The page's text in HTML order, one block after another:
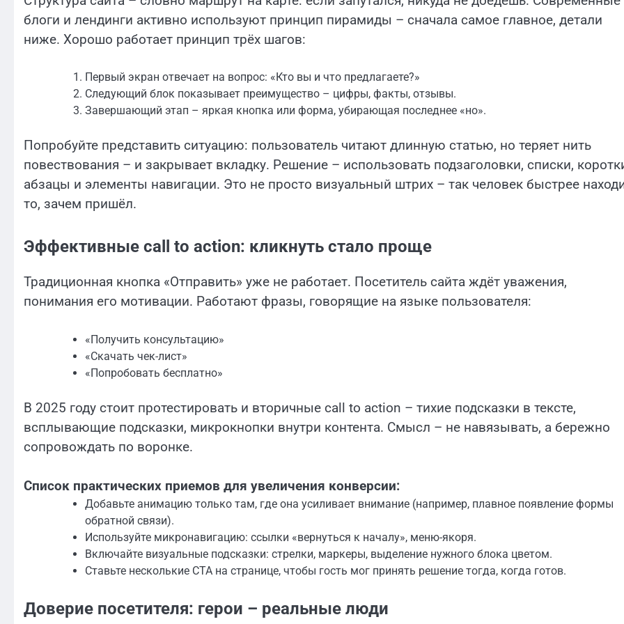
блоги и лендинги активно используют принцип пирамиды – сначала самое главное, детали
ниже. Хорошо работает принцип трёх шагов:
Первый экран отвечает на вопрос: «Кто вы и что предлагаете?»
Следующий блок показывает преимущество – цифры, факты, отзывы.
Завершающий этап – яркая кнопка или форма, убирающая последнее «но».
Попробуйте представить ситуацию: пользователь читают длинную статью, но теряет нить
повествования – и закрывает вкладку. Решение – использовать подзаголовки, списки,
абзацы и элементы навигации. Это не просто визуальный штрих – так человек быстрее
то, зачем пришёл.
Эффективные call to action: кликнуть стало проще
Традиционная кнопка «Отправить» уже не работает. Посетитель сайта ждёт уважения,
понимания его мотивации. Работают фразы, говорящие на языке пользователя:
«Получить консультацию»
«Скачать чек-лист»
«Попробовать бесплатно»
В 2025 году стоит протестировать и вторичные call to action – тихие подсказки в тексте,
всплывающие подсказки, микрокнопки внутри контента. Смысл – не навязывать, а бережно
сопровождать по воронке.
Список практических приемов для увеличения конверсии:
Добавьте анимацию только там, где она усиливает внимание (например, плавное появление формы
обратной связи).
Используйте микронавигацию: ссылки «вернуться к началу», меню-якоря.
Включайте визуальные подсказки: стрелки, маркеры, выделение нужного блока цветом.
Ставьте несколькие CTA на странице, чтобы гость мог принять решение тогда, когда готов.
Доверие посетителя: герои – реальные люди